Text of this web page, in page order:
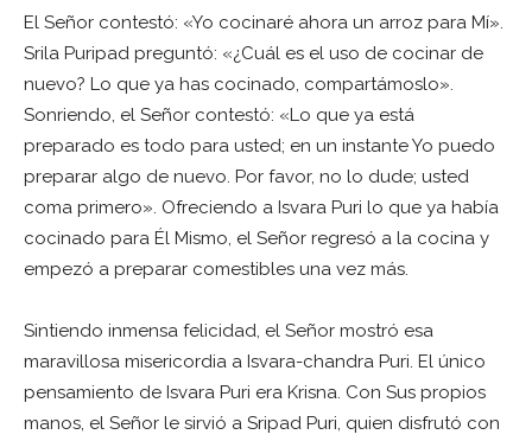
El Señor contestó: «Yo cocinaré ahora un arroz para Mí».
Srila Puripad preguntó: «¿Cuál es el uso de cocinar de
nuevo? Lo que ya has cocinado, compartámoslo».
Sonriendo, el Señor contestó: «Lo que ya está
preparado es todo para usted; en un instante Yo puedo
preparar algo de nuevo. Por favor, no lo dude; usted
coma primero». Ofreciendo a Isvara Puri lo que ya había
cocinado para Él Mismo, el Señor regresó a la cocina y
empezó a preparar comestibles una vez más.
Sintiendo inmensa felicidad, el Señor mostró esa
maravillosa misericordia a Isvara-chandra Puri. El único
pensamiento de Isvara Puri era Krisna. Con Sus propios
manos, el Señor le sirvió a Sripad Puri, quien disfrutó con